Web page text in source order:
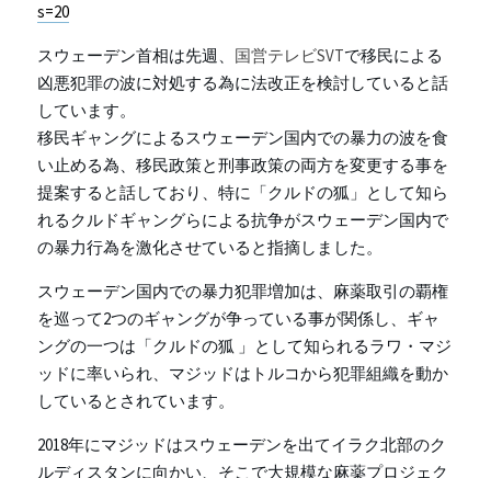
s=20
スウェーデン首相は先週、 国営テレビSVTで移民による
凶悪犯罪の波に対処する為に法改正を検討していると話
しています。
移民ギャングによるスウェーデン国内での暴力の波を食
い止める為、移民政策と刑事政策の両方を変更する事を
提案すると話しており、特に「クルドの狐」として知ら
れるクルドギャングらによる抗争がスウェーデン国内で
の暴力行為を激化させていると指摘しました。
スウェーデン国内での暴力犯罪増加は、麻薬取引の覇権
を巡って2つのギャングが争っている事が関係し、ギャ
ングの一つは「クルドの狐 」として知られるラワ・マジ
ッドに率いられ、マジッドはトルコから犯罪組織を動か
しているとされています。
2018年にマジッドはスウェーデンを出てイラク北部のク
ルディスタンに向かい、そこで大規模な麻薬プロジェク